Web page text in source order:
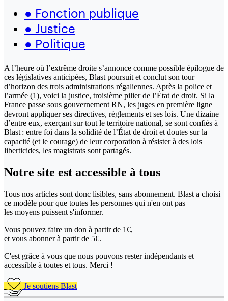
● Fonction publique
● Justice
● Politique
A l’heure où l’extrême droite s’annonce comme possible épilogue de
ces législatives anticipées, Blast poursuit et conclut son tour
d’horizon des trois administrations régaliennes. Après la police et
l’armée (1), voici la justice, troisième pilier de l’État de droit. Si la
France passe sous gouvernement RN, les juges en première ligne
devront appliquer ses directives, règlements et ses lois. Une dizaine
d’entre eux, exerçant sur tout le territoire national, se sont confiés à
Blast : entre foi dans la solidité de l’État de droit et doutes sur la
capacité (et le courage) de leur corporation à résister à des lois
liberticides, les magistrats sont partagés.
Notre site est accessible à tous
Tous nos articles sont donc lisibles, sans abonnement. Blast a choisi
ce modèle pour que toutes les personnes qui n'en ont pas
les moyens puissent s'informer.
Vous pouvez faire un don à partir de 1€,
et vous abonner à partir de 5€.
C'est grâce à vous que nous pouvons rester indépendants et
accessible à toutes et tous. Merci !
Je soutiens Blast